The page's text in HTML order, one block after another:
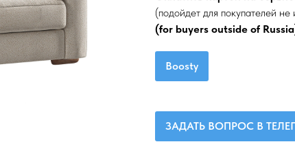
(подойдет для покупателей не
(for buyers outside of
Boosty
ЗАДАТЬ ВОПРОС В